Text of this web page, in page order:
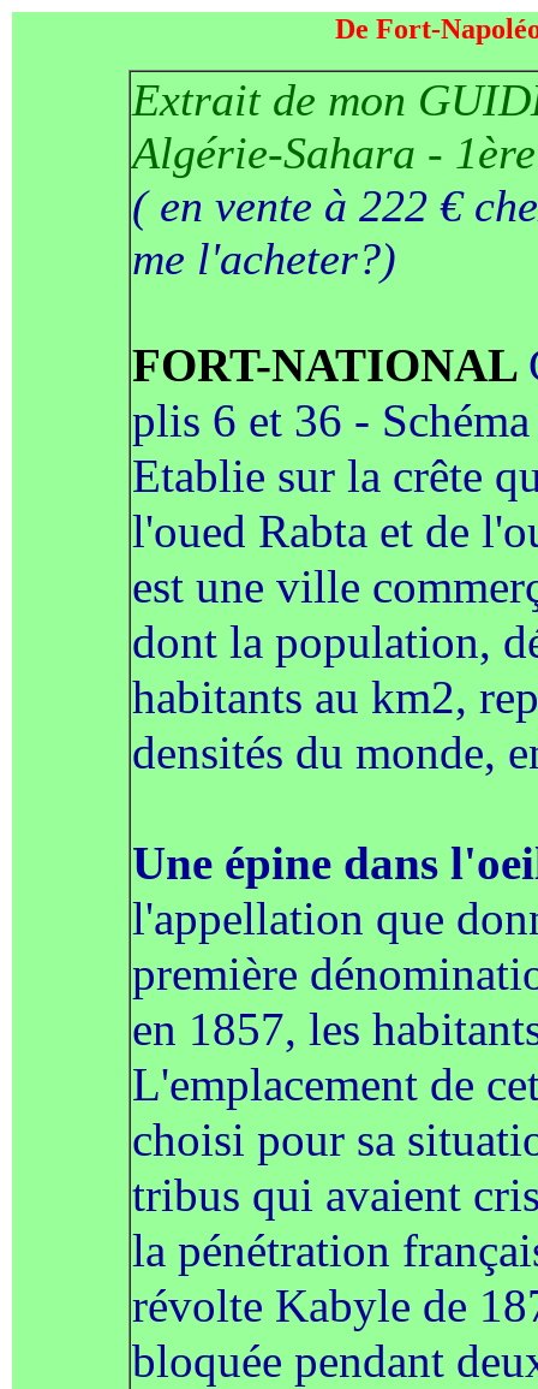
De Fort-
Extrait de mon
Algérie-Sahara -
( en vente à 222 €
me l'acheter?)
FORT-NATIONAL
plis 6 et 36 -
Etablie sur la crête
l'oued Rabta et de
est une ville
dont la population,
habitants au km2,
densités du monde,
Une épine dans
l'appellation que
première
en 1857, les
L'emplacement de
choisi pour sa
tribus qui avaient
la pénétration
révolte Kabyle de
bloquée pendant